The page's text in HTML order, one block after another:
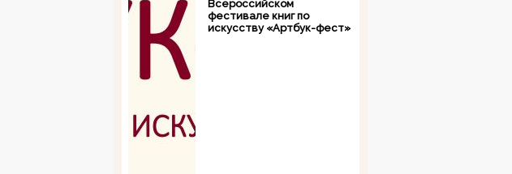
Всероссийском
фестивале книг по
искусству «Артбук-фест»